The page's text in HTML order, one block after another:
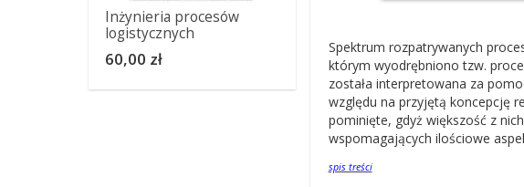
Spektrum rozpatrywanych
którym wyodrębniono tzw.
została interpretowana za
względu na przyjętą koncepcję
pominięte, gdyż większość z
wspomagających ilościowe
spis treści
Inżynieria procesów
logistycznych
60,00 zł